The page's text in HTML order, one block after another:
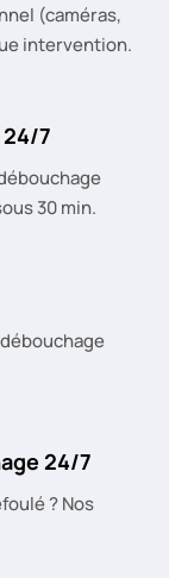
(caméras,
intervention.
7
30 min.
24/7
? Nos